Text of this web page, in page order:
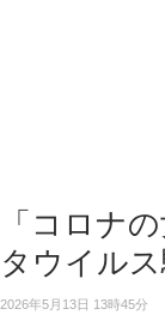
「コロナ
タウイル
2026年5月13日 13時45分